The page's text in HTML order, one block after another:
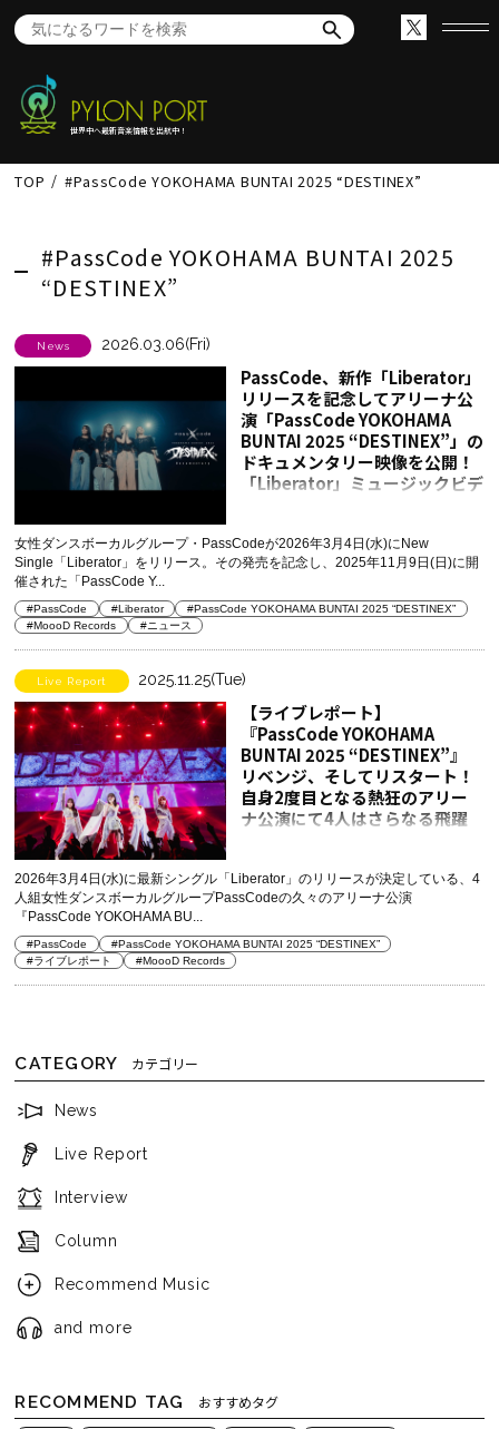
世界中へ最新音楽情報を出航中！
TOP #PassCode YOKOHAMA BUNTAI 2025 “DESTINEX”
#PassCode YOKOHAMA BUNTAI 2025
“DESTINEX”
News 2026.03.06(Fri)
PassCode、新作「Liberator」
リリースを記念してアリーナ公
演「PassCode YOKOHAMA
BUNTAI 2025 “DESTINEX”」の
ドキュメンタリー映像を公開！
「Liberator」ミュージックビデ
女性ダンスボーカルグループ・PassCodeが2026年3月4日(水)にNew
Single「Liberator」をリリース。その発売を記念し、2025年11月9日(日)に開
催された「PassCode Y...
#PassCode #Liberator
#PassCode YOKOHAMA BUNTAI 2025 “DESTINEX”
#MoooD Records
#ニュース
Live Report 2025.11.25(Tue)
【ライブレポート】
『PassCode YOKOHAMA
BUNTAI 2025 “DESTINEX”』
リベンジ、そしてリスタート！
自身2度目となる熱狂のアリー
ナ公演にて4人はさらなる飛躍
2026年3月4日(水)に最新シングル「Liberator」のリリースが決定している、4
人組女性ダンスボーカルグループPassCodeの久々のアリーナ公演
『PassCode YOKOHAMA BU...
#PassCode
#PassCode YOKOHAMA BUNTAI 2025 “DESTINEX”
#ライブレポート
#MoooD Records
CATEGORY カテゴリー
News
Live Report
Interview
Column
Recommend Music
and more
RECOMMEND TAG おすすめタグ